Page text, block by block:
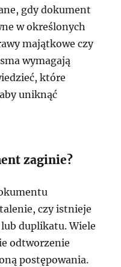
gdy dokument
w określonych
majątkowe czy
wymagają
które
uniknąć
zaginie?
czy istnieje
duplikatu. Wiele
odtworzenie
postępowania.